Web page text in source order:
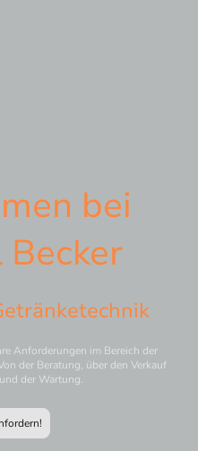
bei
Becker
Anforderungen im Bereich der
der Beratung, über den Verkauf
der Wartung.